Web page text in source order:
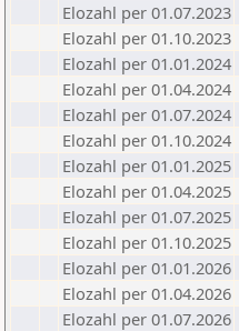
Elozahl per 01.07.2023
Elozahl per 01.10.2023
Elozahl per 01.01.2024
Elozahl per 01.04.2024
Elozahl per 01.07.2024
Elozahl per 01.10.2024
Elozahl per 01.01.2025
Elozahl per 01.04.2025
Elozahl per 01.07.2025
Elozahl per 01.10.2025
Elozahl per 01.01.2026
Elozahl per 01.04.2026
Elozahl per 01.07.2026